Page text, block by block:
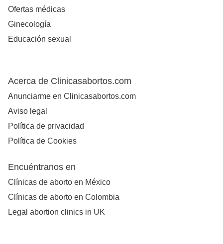
Ofertas médicas
Ginecología
Educación sexual
Acerca de Clinicasabortos.com
Anunciarme en Clinicasabortos.com
Aviso legal
Política de privacidad
Política de Cookies
Encuéntranos en
Clínicas de aborto en México
Clínicas de aborto en Colombia
Legal abortion clinics in UK